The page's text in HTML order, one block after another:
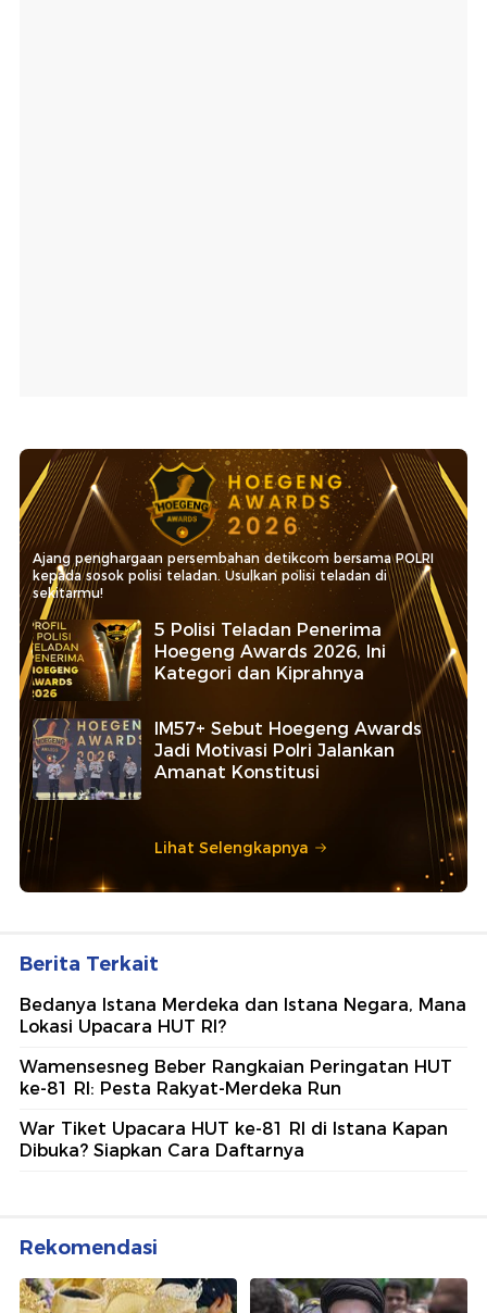
Ajang penghargaan persembahan detikcom bersama POLRI
kepada sosok polisi teladan. Usulkan polisi teladan di
sekitarmu!
5 Polisi Teladan Penerima
Hoegeng Awards 2026, Ini
Kategori dan Kiprahnya
IM57+ Sebut Hoegeng Awards
Jadi Motivasi Polri Jalankan
Amanat Konstitusi
Lihat Selengkapnya
Berita Terkait
Bedanya Istana Merdeka dan Istana Negara, Mana
Lokasi Upacara HUT RI?
Wamensesneg Beber Rangkaian Peringatan HUT
ke-81 RI: Pesta Rakyat-Merdeka Run
War Tiket Upacara HUT ke-81 RI di Istana Kapan
Dibuka? Siapkan Cara Daftarnya
Rekomendasi